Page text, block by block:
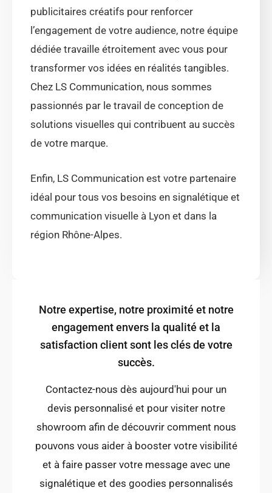
publicitaires créatifs pour renforcer
l’engagement de votre audience, notre équipe
dédiée travaille étroitement avec vous pour
transformer vos idées en réalités tangibles.
Chez LS Communication, nous sommes
passionnés par le travail de conception de
solutions visuelles qui contribuent au succès
de votre marque.
Enfin, LS Communication est votre partenaire
idéal pour tous vos besoins en signalétique et
communication visuelle à Lyon et dans la
région Rhône-Alpes.
Notre expertise, notre proximité et notre
engagement envers la qualité et la
satisfaction client sont les clés de votre
succès.
Contactez-nous dès aujourd'hui pour un
devis personnalisé et pour visiter notre
showroom afin de découvrir comment nous
pouvons vous aider à booster votre visibilité
et à faire passer votre message avec une
signalétique et des goodies personnalisés